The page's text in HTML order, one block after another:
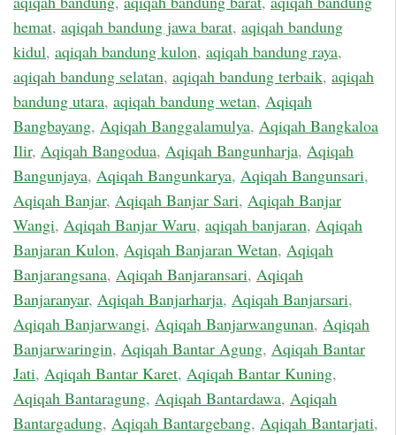
hemat, aqiqah bandung jawa barat, aqiqah bandung
kidul, aqiqah bandung kulon, aqiqah bandung raya,
aqiqah bandung selatan, aqiqah bandung terbaik, aqiqah
bandung utara, aqiqah bandung wetan, Aqiqah
Bangbayang, Aqiqah Banggalamulya, Aqiqah Bangkaloa
Ilir, Aqiqah Bangodua, Aqiqah Bangunharja, Aqiqah
Bangunjaya, Aqiqah Bangunkarya, Aqiqah Bangunsari,
Aqiqah Banjar, Aqiqah Banjar Sari, Aqiqah Banjar
Wangi, Aqiqah Banjar Waru, aqiqah banjaran, Aqiqah
Banjaran Kulon, Aqiqah Banjaran Wetan, Aqiqah
Banjarangsana, Aqiqah Banjaransari, Aqiqah
Banjaranyar, Aqiqah Banjarharja, Aqiqah Banjarsari,
Aqiqah Banjarwangi, Aqiqah Banjarwangunan, Aqiqah
Banjarwaringin, Aqiqah Bantar Agung, Aqiqah Bantar
Jati, Aqiqah Bantar Karet, Aqiqah Bantar Kuning,
Aqiqah Bantaragung, Aqiqah Bantardawa, Aqiqah
Bantargadung, Aqiqah Bantargebang, Aqiqah Bantarjati,